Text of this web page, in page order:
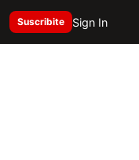
Suscribite Sign In